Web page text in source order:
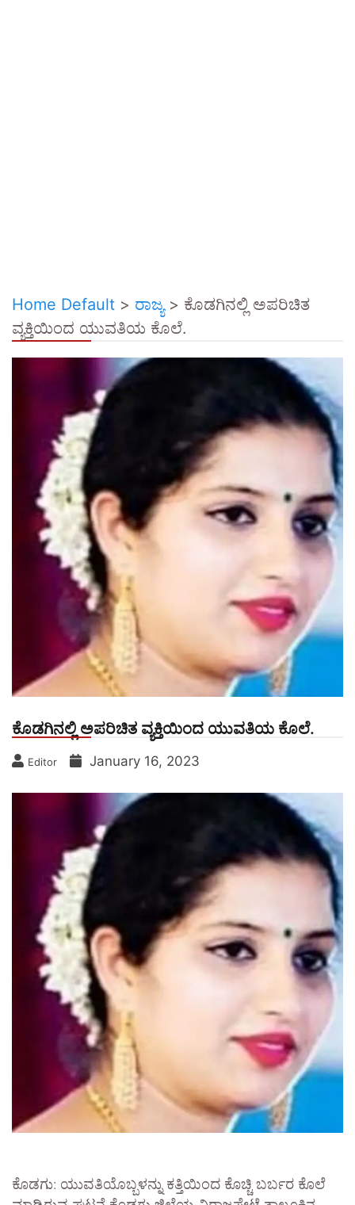
Home Default > ರಾಜ್ಯ> ಕೊಡಗಿನಲ್ಲಿ ಅಪರಿಚಿತ
ವ್ಯಕ್ತಿಯಿಂದ ಯುವತಿಯ ಕೊಲೆ.
ಕೊಡಗಿನಲ್ಲಿ ಅಪರಿಚಿತ ವ್ಯಕ್ತಿಯಿಂದ ಯುವತಿಯ ಕೊಲೆ.
Editor January 16, 2023
ಕೊಡಗು: ಯುವತಿಯೊಬ್ಬಳನ್ನು ಕತ್ತಿಯಿಂದ ಕೊಚ್ಚಿ ಬರ್ಬರ ಕೊಲೆ